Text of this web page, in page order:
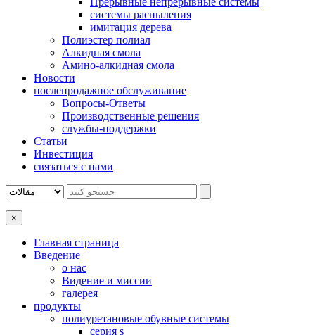
системы распыления
имитация дерева
Полиэстер полиал
Алкидная смола
Амино-алкидная смола
Новости
послепродажное обслуживание
Вопросы-Ответы
Производственные решения
службы-поддержки
Статьи
Инвестиция
связаться с нами
×
Главная страница
Введение
о нас
Видение и миссии
галерея
продукты
полиуретановые обувные системы
серия s